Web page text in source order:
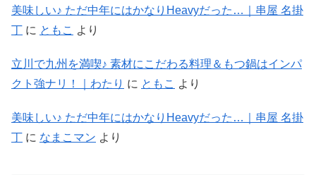
美味しい♪ ただ中年にはかなりHeavyだった…｜串屋 名掛
丁 に ともこ より
立川で九州を満喫♪ 素材にこだわる料理＆もつ鍋はインパ
クト強ナリ！｜わたり に ともこ より
美味しい♪ ただ中年にはかなりHeavyだった…｜串屋 名掛
丁 に なまこマン より